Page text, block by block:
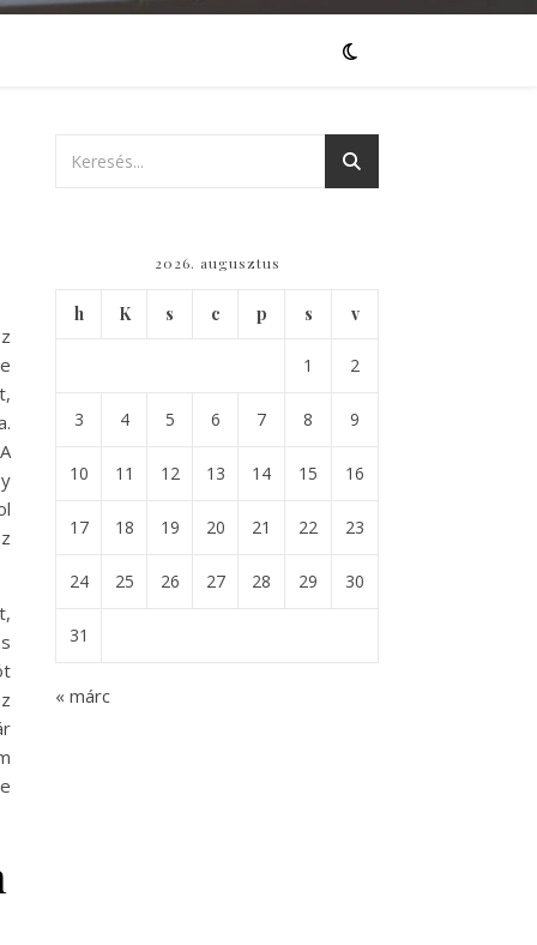
2026. augusztus
h K s c p s v
1 2
3 4 5 6 7 8 9
10 11 12 13 14 15 16
17 18 19 20 21 22 23
24 25 26 27 28 29 30
31
« márc